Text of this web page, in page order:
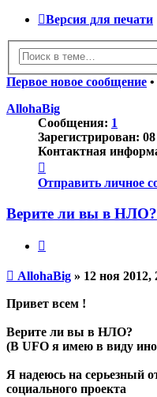
Версия для печати
Первое новое сообщение
AllohaBig
Сообщения: 1
Зарегистрирован:
Контактная
информация
пользователя
Отправить личное
Верите ли вы в НЛО?
Непрочитанное
сообщение
AllohaBig » 12 ноя 2012,
Привет всем !
Верите ли вы в НЛО?
(В UFO я имею в виду
Я надеюсь на серьезный
социального проекта